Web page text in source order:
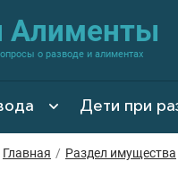
Алименты
о разводе и алиментах
Дети при
Главная / Раздел имущества